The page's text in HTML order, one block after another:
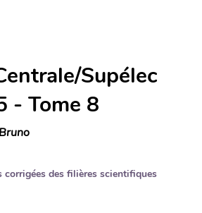
Supélec
- Tome 8
corrigées des filières scientifiques